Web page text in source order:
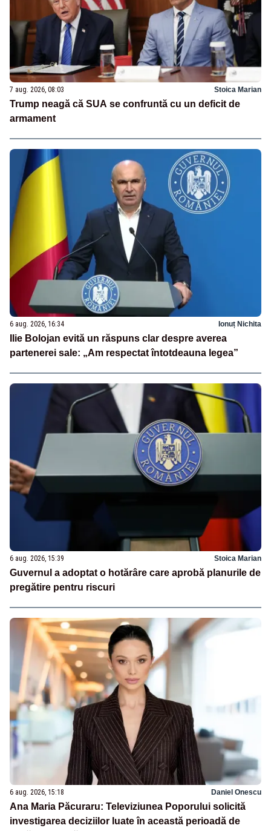
7 aug. 2026, 08:03 Stoica Marian
Trump neagă că SUA se confruntă cu un deficit de
armament
6 aug. 2026, 16:34 Ionuț Nichita
Ilie Bolojan evită un răspuns clar despre averea
partenerei sale: „Am respectat întotdeauna legea”
6 aug. 2026, 15:39 Stoica Marian
Guvernul a adoptat o hotărâre care aprobă planurile de
pregătire pentru riscuri
6 aug. 2026, 15:18 Daniel Onescu
Ana Maria Păcuraru: Televiziunea Poporului solicită
investigarea deciziilor luate în această perioadă de